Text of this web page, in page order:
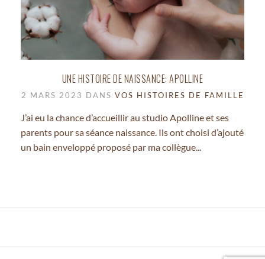
UNE HISTOIRE DE NAISSANCE: APOLLINE
2 MARS 2023 DANS VOS HISTOIRES DE FAMILLE
J’ai eu la chance d’accueillir au studio Apolline et ses
parents pour sa séance naissance. Ils ont choisi d’ajouté
un bain enveloppé proposé par ma collègue...